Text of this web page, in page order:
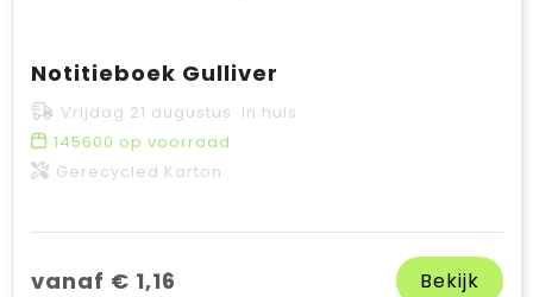
Notitieboek Gulliver
Vrijdag 21 augustus in huis
145600 op voorraad
Gerecycled Karton
vanaf € 1,16 Bekijk